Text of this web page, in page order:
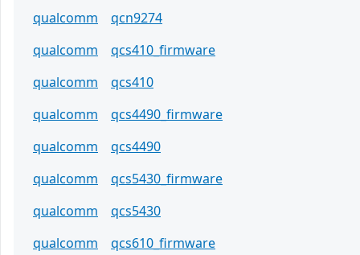
qualcomm
qcn9274
qualcomm
qcs410_firmware
qualcomm
qcs410
qualcomm
qcs4490_firmware
qualcomm
qcs4490
qualcomm
qcs5430_firmware
qualcomm
qcs5430
qualcomm
qcs610_firmware